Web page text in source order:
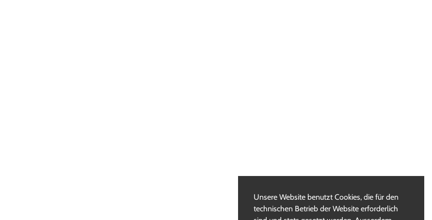
Unsere Website benutzt Cookies, die für den
technischen Betrieb der Website erforderlich